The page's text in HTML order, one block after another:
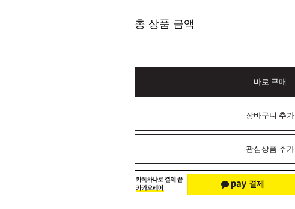
총 상품 금액
바로 구매
장바구니 추가
관심상품 추가